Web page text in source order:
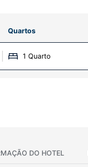
Quartos
1 Quarto
DO HOTEL